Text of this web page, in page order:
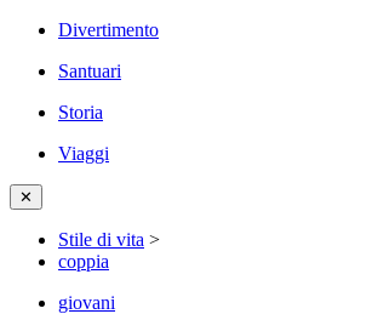
Divertimento
Santuari
Storia
Viaggi
✕
Stile di vita >
coppia
giovani